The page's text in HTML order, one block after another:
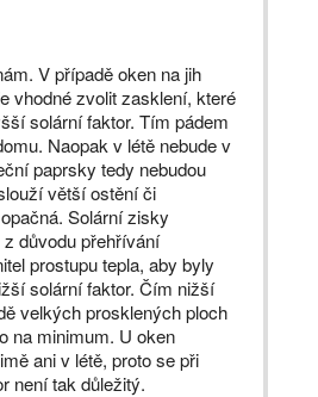
V případě oken na jih
vhodné zvolit zasklení, které
solární faktor. Tím pádem
Naopak v létě nebude v
paprsky tedy nebudou
větší ostění či
Solární zisky
důvodu přehřívání
prostupu tepla, aby byly
solární faktor. Čím nižší
velkých prosklených ploch
na minimum. U oken
ani v létě, proto se při
není tak důležitý.